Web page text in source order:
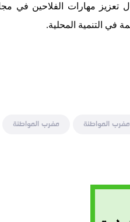
مهارات الفلاحين في
في التنمية المحلية.
مغرب المواطنة مغرب المواطنة